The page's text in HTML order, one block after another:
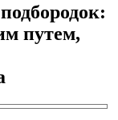
путем,